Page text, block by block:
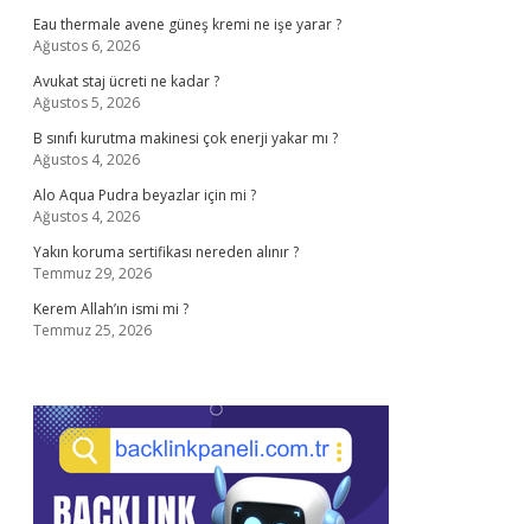
Eau thermale avene güneş kremi ne işe yarar ?
Ağustos 6, 2026
Avukat staj ücreti ne kadar ?
Ağustos 5, 2026
B sınıfı kurutma makinesi çok enerji yakar mı ?
Ağustos 4, 2026
Alo Aqua Pudra beyazlar için mi ?
Ağustos 4, 2026
Yakın koruma sertifikası nereden alınır ?
Temmuz 29, 2026
Kerem Allah’ın ismi mi ?
Temmuz 25, 2026